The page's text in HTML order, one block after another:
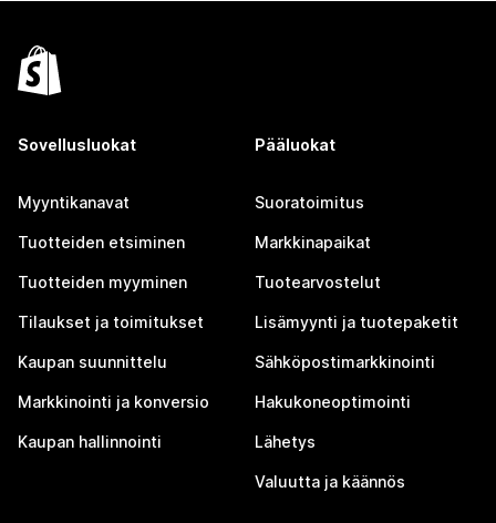
Sovellusluokat
Myyntikanavat
Tuotteiden etsiminen
Tuotteiden myyminen
Tilaukset ja toimitukset
Kaupan suunnittelu
Markkinointi ja konversio
Kaupan hallinnointi
Pääluokat
Suoratoimitus
Markkinapaikat
Tuotearvostelut
Lisämyynti ja tuotepaketit
Sähköpostimarkkinointi
Hakukoneoptimointi
Lähetys
Valuutta ja käännös